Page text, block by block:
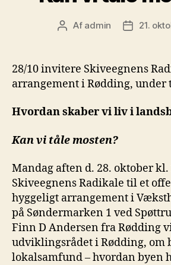
Indlægsforfatter
Af admin 21.
28/10 invitere Skiveegnens
arrangement i Rødding, under
Hvordan skaber vi liv i
Kan vi tåle mosten?
Mandag aften d. 28. oktober
Skiveegnens Radikale til et
hyggeligt arrangement i
på Søndermarken 1 ved
Finn D Andersen fra Rødding
udviklingsrådet i Rødding, om
lokalsamfund – hvordan byen